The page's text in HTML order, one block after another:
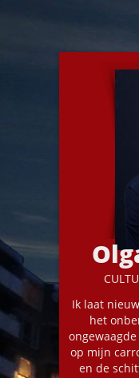
Ik laat
het
op mijn
en de